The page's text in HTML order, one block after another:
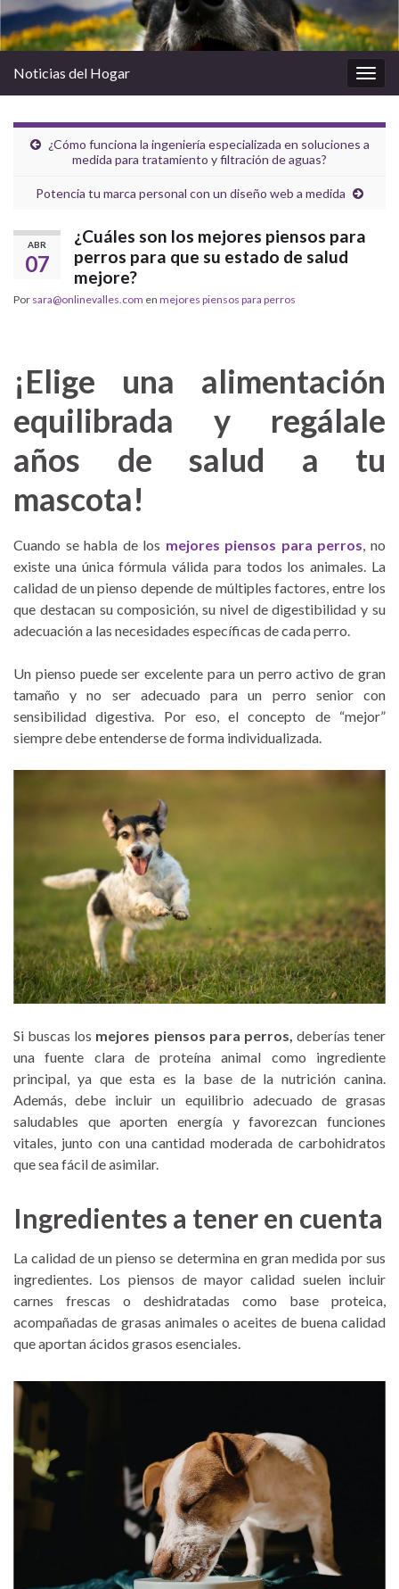
la
Noticias del Hogar
¿Cómo funciona la ingeniería especializada en soluciones a
medida para tratamiento y filtración de aguas?
Potencia tu marca personal con un diseño web a medida
ABR
07
¿Cuáles son los mejores piensos para
perros para que su estado de salud
mejore?
Por sara@onlinevalles.com en mejores piensos para perros
¡Elige una alimentación
equilibrada y regálale
años de salud a tu
mascota!
Cuando se habla de los mejores piensos para perros, no
existe una única fórmula válida para todos los animales. La
calidad de un pienso depende de múltiples factores, entre los
que destacan su composición, su nivel de digestibilidad y su
adecuación a las necesidades específicas de cada perro.
Un pienso puede ser excelente para un perro activo de gran
tamaño y no ser adecuado para un perro senior con
sensibilidad digestiva. Por eso, el concepto de “mejor”
siempre debe entenderse de forma individualizada.
Si buscas los mejores piensos para perros, deberías tener
una fuente clara de proteína animal como ingrediente
principal, ya que esta es la base de la nutrición canina.
Además, debe incluir un equilibrio adecuado de grasas
saludables que aporten energía y favorezcan funciones
vitales, junto con una cantidad moderada de carbohidratos
que sea fácil de asimilar.
Ingredientes a tener en cuenta
La calidad de un pienso se determina en gran medida por sus
ingredientes. Los piensos de mayor calidad suelen incluir
carnes frescas o deshidratadas como base proteica,
acompañadas de grasas animales o aceites de buena calidad
que aportan ácidos grasos esenciales.